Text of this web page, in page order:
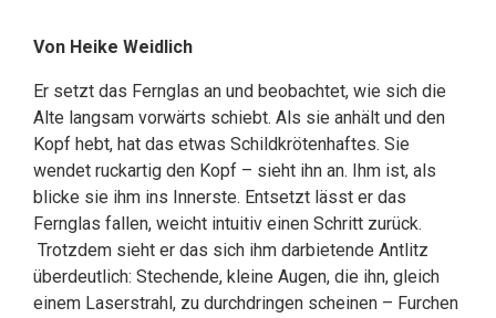
Von Heike Weidlich
Er setzt das Fernglas an und beobachtet, wie sich die
Alte langsam vorwärts schiebt. Als sie anhält und den
Kopf hebt, hat das etwas Schildkrötenhaftes. Sie
wendet ruckartig den Kopf – sieht ihn an. Ihm ist, als
blicke sie ihm ins Innerste. Entsetzt lässt er das
Fernglas fallen, weicht intuitiv einen Schritt zurück.
Trotzdem sieht er das sich ihm darbietende Antlitz
überdeutlich: Stechende, kleine Augen, die ihn, gleich
einem Laserstrahl, zu durchdringen scheinen – Furchen